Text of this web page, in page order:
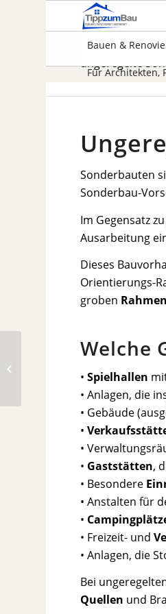
Bauen &
Für Architekten,
ungeregelte
Sonderbauten
Sonderbau-
Im Gegensatz
Ausarbeitung
Dieses
Orientierungs-
groben Rahmen
Welche
•Spielhallen
• Anlagen, die
• Gebäude
•
•
• Gaststätten,
• Besondere
• Anstalten für
•
• Freizeit- und
• Anlagen, die
Bei
Quellen und